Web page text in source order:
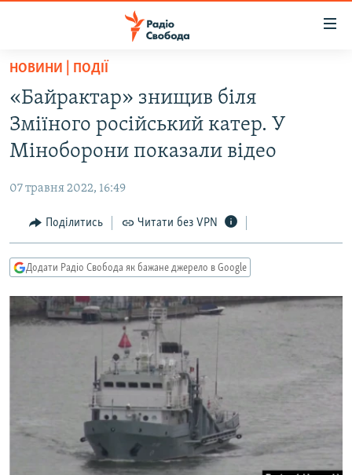
Перейти
основного
матеріалу
Перейти
до
основної
навігації
Перейти
до
пошуку
ВСЕ ЗА ДОБУ
СТАТТІ
ЕКОНОМІКА
СУСПІЛЬСТВО
УКРАЇНА
РОСІЙСЬКА «ФІЛЬТРАЦІЯ»
ДОНБАС.РЕАЛІЇ
ТИ ЯК?
СХЕМИ
КИТАЙ.ВИКЛИКИ
МУЛЬТИМЕДІА
СПЕЦПРОЄКТИ
ПОДКАСТИ
НОВИНИ | ПОДІЇ
«Байрактар» знищив біля
Зміїного російський катер. У
Міноборони показали відео
07 травня 2022, 16:49
Поділитись Читати без VPN
Додати Радіо Свобода як бажане джерело в Google